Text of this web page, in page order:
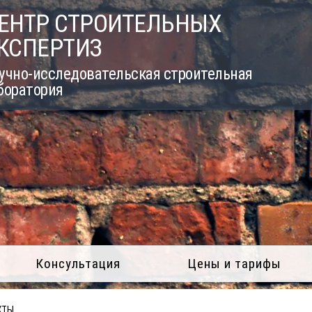
СТРОИТЕЛЬНЫХ
исследовательская строительная
Консультация Цены и тарифы